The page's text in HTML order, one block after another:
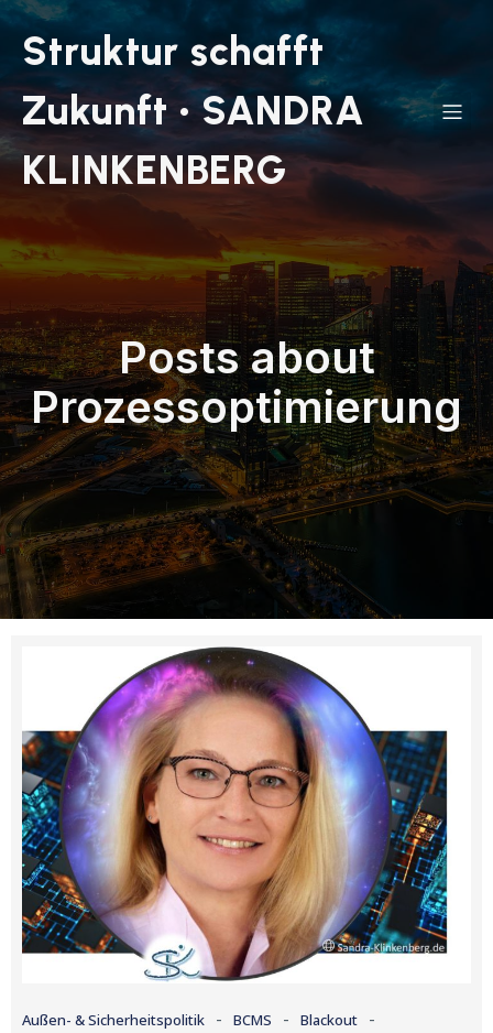
Struktur schafft
Zukunft • SANDRA
KLINKENBERG
Posts about
Prozessoptimierung
Außen- & Sicherheitspolitik - BCMS - Blackout -